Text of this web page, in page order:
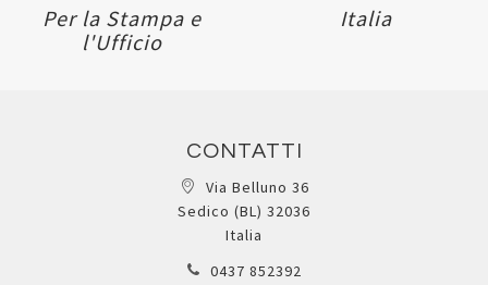
Per la Stampa e
l'Ufficio
Italia
CONTATTI
Via Belluno 36
Sedico (BL) 32036
Italia
0437 852392